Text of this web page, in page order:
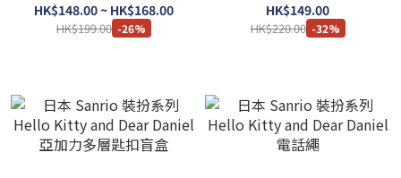
HK$148.00 ~ HK$168.00
HK$199.00 -26%
HK$149.00
HK$220.00 -32%